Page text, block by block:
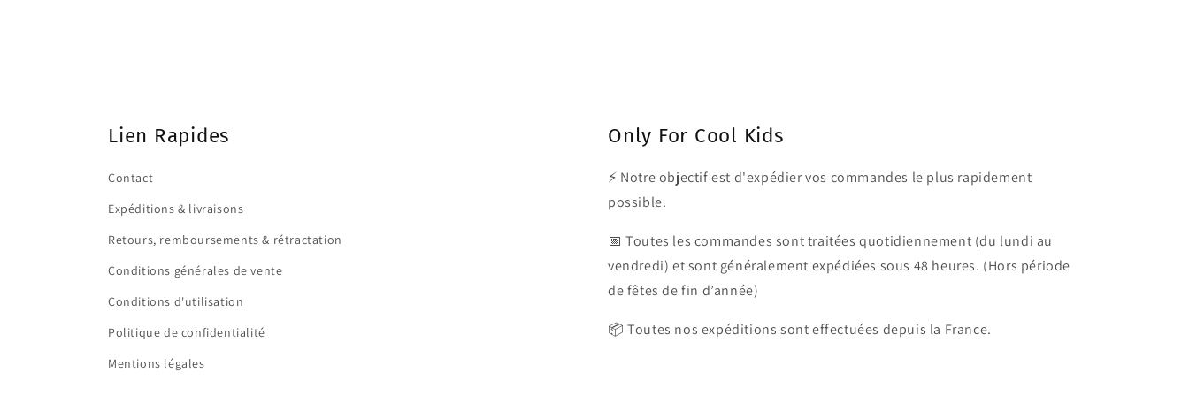
Lien Rapides
Contact
Expéditions & livraisons
Retours, remboursements & rétractation
Conditions générales de vente
Conditions d'utilisation
Politique de confidentialité
Mentions légales
Only For Cool Kids
⚡ Notre objectif est d'expédier vos commandes le plus rapidement
possible.
📅 Toutes les commandes sont traitées quotidiennement (du lundi au
vendredi) et sont généralement expédiées sous 48 heures. (Hors période
de fêtes de fin d’année)
📦 Toutes nos expéditions sont effectuées depuis la France.